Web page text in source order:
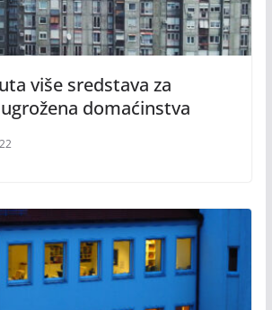
više sredstava za
domaćinstva